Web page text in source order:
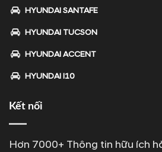
HYUNDAI SANTAFE
HYUNDAI TUCSON
HYUNDAI ACCENT
HYUNDAI I10
Kết nối
Hơn 7000+ Thông tin hữu ích